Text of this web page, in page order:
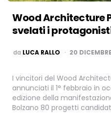
Wood Architecture
svelati i
PUBBLICATO
da LUCA RALLO 20
I vincitori del Wood
annunciati il 1° febbraio in
edizione della
Bolzano 80 progetti